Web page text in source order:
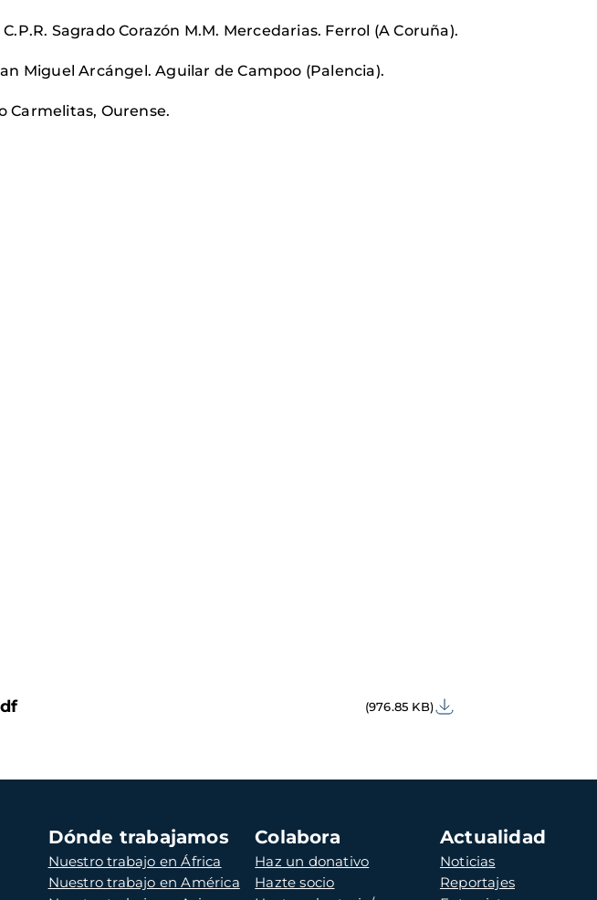
C.P.R. Sagrado Corazón M.M. Mercedarias. Ferrol (A Coruña).
Miguel Arcángel. Aguilar de Campoo (Palencia).
Carmelitas, Ourense.
(976.85 KB)
Dónde trabajamos
Nuestro trabajo en África
Nuestro trabajo en América
Colabora
Haz un donativo
Hazte socio
Actualidad
Noticias
Reportajes